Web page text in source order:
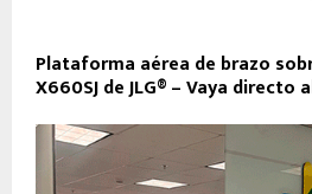
Plataforma aérea de brazo
X660SJ de JLG® – Vaya directo